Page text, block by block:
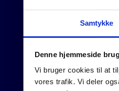
Samtykke
Denne hjemmeside
Vi bruger cookies til at
vores trafik. Vi deler